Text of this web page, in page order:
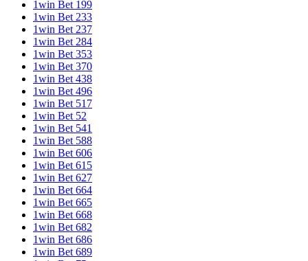
1win Bet 199
1win Bet 233
1win Bet 237
1win Bet 284
1win Bet 353
1win Bet 370
1win Bet 438
1win Bet 496
1win Bet 517
1win Bet 52
1win Bet 541
1win Bet 588
1win Bet 606
1win Bet 615
1win Bet 627
1win Bet 664
1win Bet 665
1win Bet 668
1win Bet 682
1win Bet 686
1win Bet 689